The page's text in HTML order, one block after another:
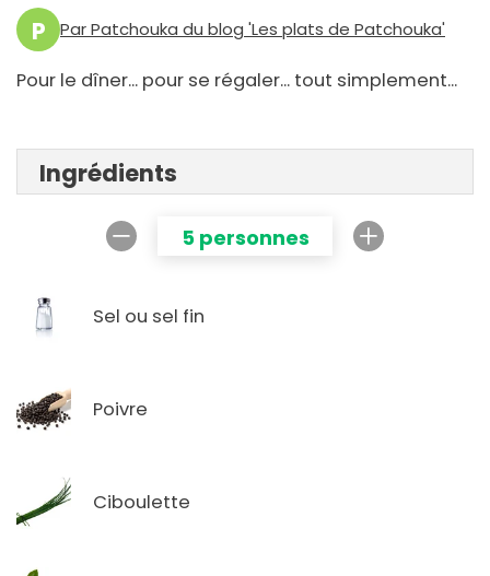
P Par Patchouka du blog 'Les plats de Patchouka'
Pour le dîner... pour se régaler... tout simplement...
Ingrédients
5 personnes
Sel ou sel fin
Poivre
Ciboulette